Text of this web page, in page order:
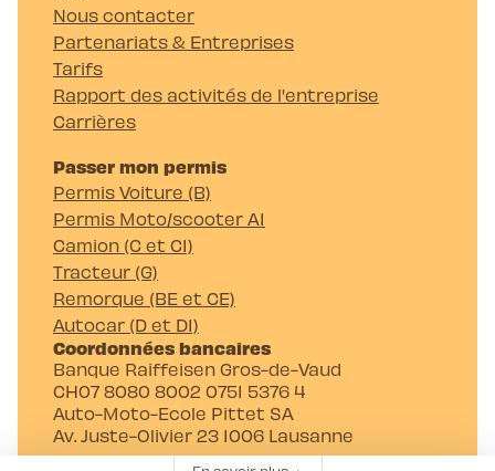
Nous contacter
Partenariats & Entreprises
Tarifs
Rapport des activités de l'entreprise
Carrières
Passer mon permis
Permis Voiture (B)
Permis Moto/scooter A1
Camion (C et C1)
Tracteur (G)
Remorque (BE et CE)
Autocar (D et D1)
Coordonnées bancaires
Banque Raiffeisen Gros-de-Vaud
CH07 8080 8002 0751 5376 4
Auto-Moto-Ecole Pittet SA
Av. Juste-Olivier 23 1006 Lausanne